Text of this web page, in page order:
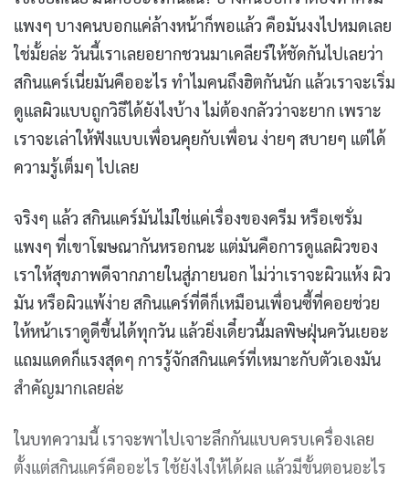
แพงๆ บางคนบอกแค่ล้างหน้าก็พอแล้ว คือมันงงไปหมดเลย
ใช่มั้ยล่ะ วันนี้เราเลยอยากชวนมาเคลียร์ให้ชัดกันไปเลยว่า
สกินแคร์เนี่ยมันคืออะไร ทำไมคนถึงฮิตกันนัก แล้วเราจะเริ่ม
ดูแลผิวแบบถูกวิธีได้ยังไงบ้าง ไม่ต้องกลัวว่าจะยาก เพราะ
เราจะเล่าให้ฟังแบบเพื่อนคุยกับเพื่อน ง่ายๆ สบายๆ แต่ได้
ความรู้เต็มๆ ไปเลย
จริงๆ แล้ว สกินแคร์มันไม่ใช่แค่เรื่องของครีม หรือเซรั่ม
แพงๆ ที่เขาโฆษณากันหรอกนะ แต่มันคือการดูแลผิวของ
เราให้สุขภาพดีจากภายในสู่ภายนอก ไม่ว่าเราจะผิวแห้ง ผิว
มัน หรือผิวแพ้ง่าย สกินแคร์ที่ดีก็เหมือนเพื่อนซี้ที่คอยช่วย
ให้หน้าเราดูดีขึ้นได้ทุกวัน แล้วยิ่งเดี๋ยวนี้มลพิษฝุ่นควันเยอะ
แถมแดดก็แรงสุดๆ การรู้จักสกินแคร์ที่เหมาะกับตัวเองมัน
สำคัญมากเลยล่ะ
ในบทความนี้ เราจะพาไปเจาะลึกกันแบบครบเครื่องเลย
ตั้งแต่สกินแคร์คืออะไร ใช้ยังไงให้ได้ผล แล้วมีขั้นตอนอะไร